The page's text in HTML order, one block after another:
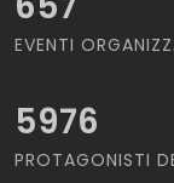
EVENTI
5976
PROTAGONISTI